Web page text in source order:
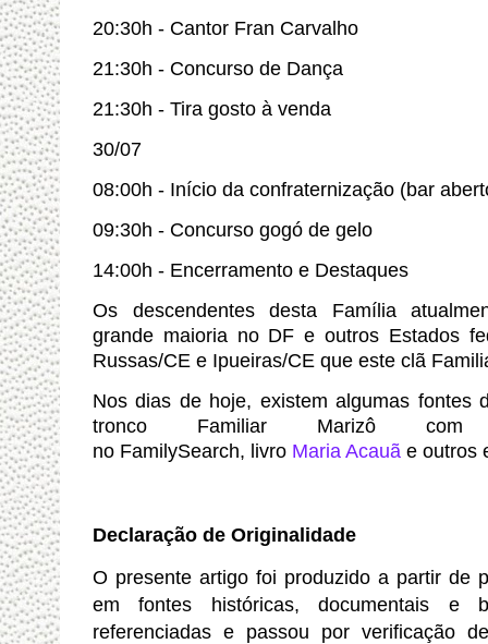
20:30h - Cantor Fran Carvalho
21:30h - Concurso de Dança
21:30h - Tira gosto à venda
30/07
08:00h - Início da confraternização (bar
09:30h - Concurso gogó de gelo
14:00h - Encerramento e Destaques
Os descendentes desta Família
grande maioria no DF e outros Estados
Russas/CE e Ipueiras/CE que este clã
Nos dias de hoje, existem algumas fontes
tronco Familiar Marizô com
no FamilySearch, livro Maria Acauã e outros
Declaração de Originalidade
O presente artigo foi produzido a partir de
em fontes históricas, documentais e
referenciadas e passou por verificação